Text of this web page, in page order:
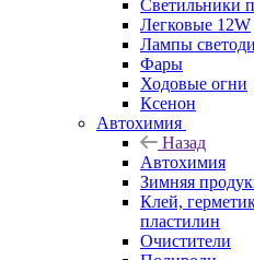
Светильники
Легковые 12W
Лампы
Фары
Ходовые огни
Ксенон
Автохимия
Назад
Автохимия
Зимняя
Клей,
пластилин
Очистители